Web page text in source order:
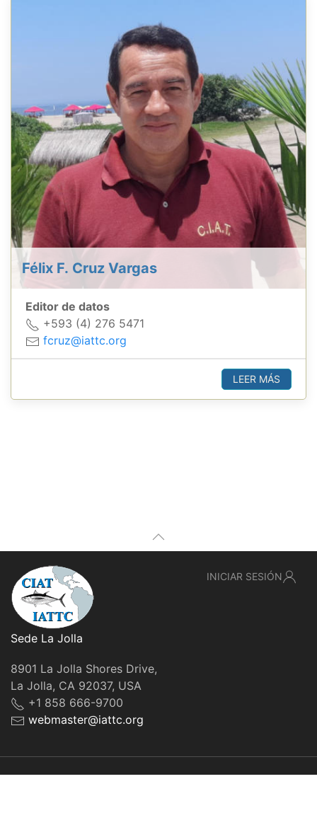
Félix F. Cruz Vargas
Editor de datos
+593 (4) 276 5471
fcruz@iattc.org
LEER MÁS
Sede La Jolla
8901 La Jolla Shores Drive,
La Jolla, CA 92037, USA
+1 858 666-9700
webmaster@iattc.org
INICIAR SESIÓN
© IATTC, 2022-2026